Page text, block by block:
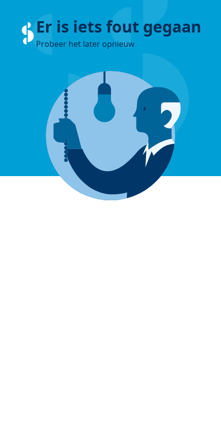
Er is iets fout gegaan
Probeer het later opnieuw